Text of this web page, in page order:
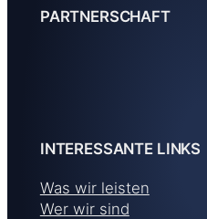
PARTNERSCHAFT
INTERESSANTE LINKS
Was wir leisten
Wer wir sind